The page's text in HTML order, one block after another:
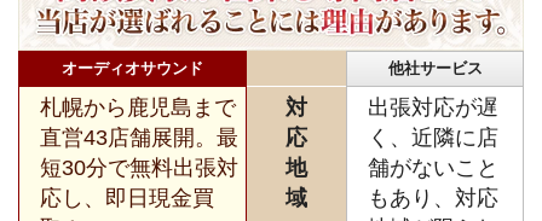
オーディオサウンド 他社サービス
札幌から鹿児島まで
直営43店舗展開。最
短30分で無料出張対
応し、即日現金買
対
応
地
域
出張対応が遅
く、近隣に店
舗がないこと
もあり、対応